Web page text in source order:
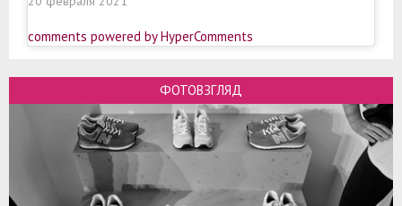
comments powered by HyperComments
ФОТОВЗГЛЯД